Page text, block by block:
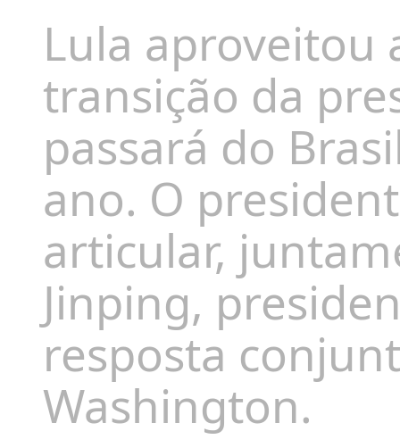
Lula aproveitou
transição da
passará do
ano. O
articular,
Jinping,
resposta
Washington.